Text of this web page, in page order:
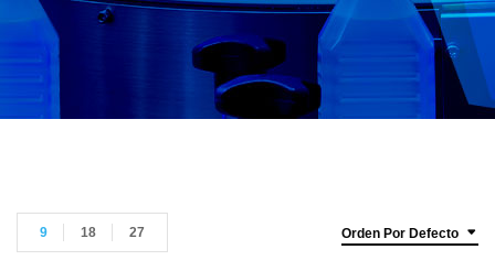
Orden Por Defecto
9 18 27